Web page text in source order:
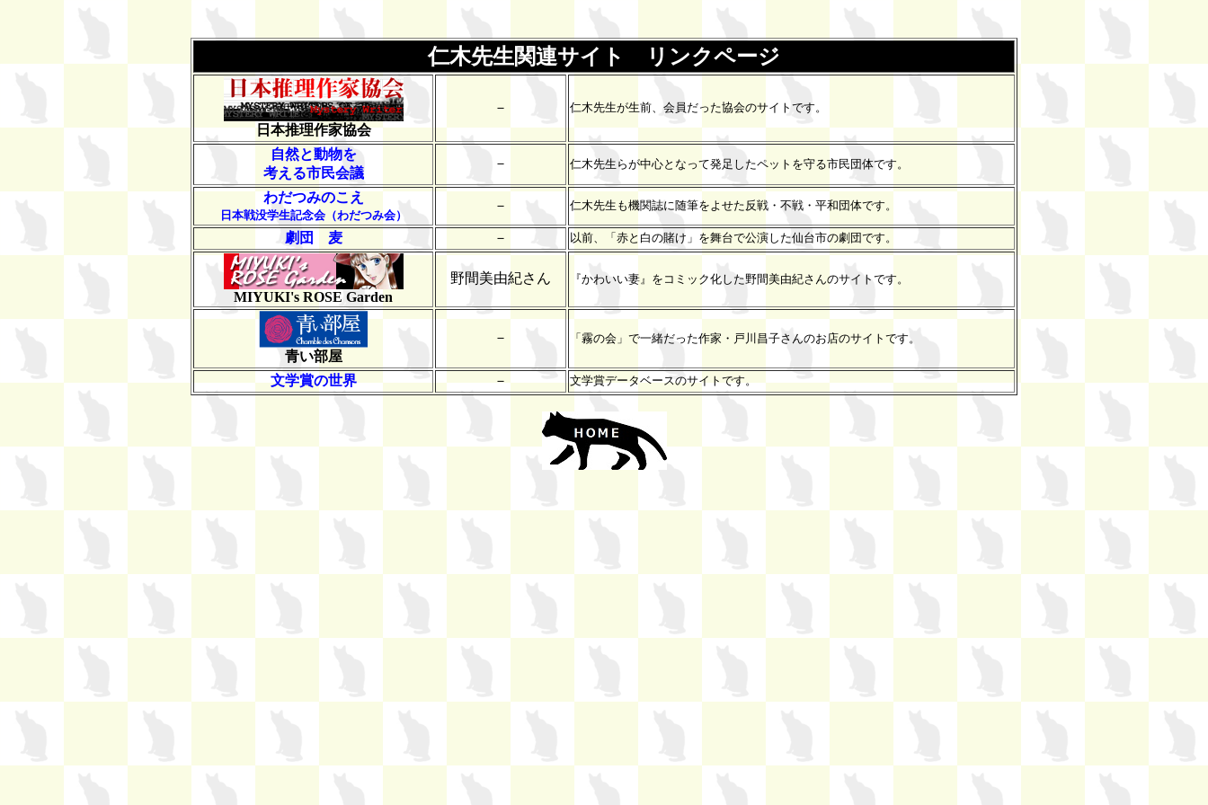
仁木先生関連サイト リンクページ
日本推理作家協会
－ 仁木先生が生前、会員だった協会のサイトです。
自然と動物を
考える市民会議
－ 仁木先生らが中心となって発足したペットを守る市民団体です。
わだつみのこえ
日本戦没学生記念会（わだつみ会）
－ 仁木先生も機関誌に随筆をよせた反戦・不戦・平和団体です。
劇団 麦 － 以前、「赤と白の賭け」を舞台で公演した仙台市の劇団です。
MIYUKI's ROSE Garden
野間美由紀さん 『かわいい妻』をコミック化した野間美由紀さんのサイトです。
青い部屋
－ 「霧の会」で一緒だった作家・戸川昌子さんのお店のサイトです。
文学賞の世界 － 文学賞データベースのサイトです。